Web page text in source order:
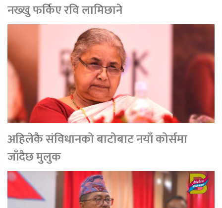
नख्खु फर्किए रवि लामिछाने
अहिलेकै संविधानको बाटोबाट नयाँ कोर्समा
जाँदैछ मुलुक